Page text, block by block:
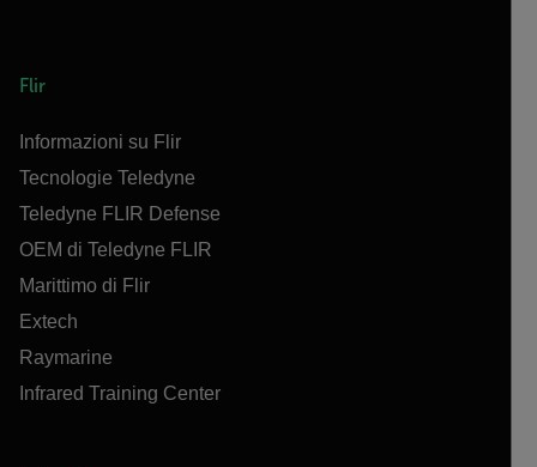
Flir
Informazioni su Flir
Tecnologie Teledyne
Teledyne FLIR Defense
OEM di Teledyne FLIR
Marittimo di Flir
Extech
Raymarine
Infrared Training Center